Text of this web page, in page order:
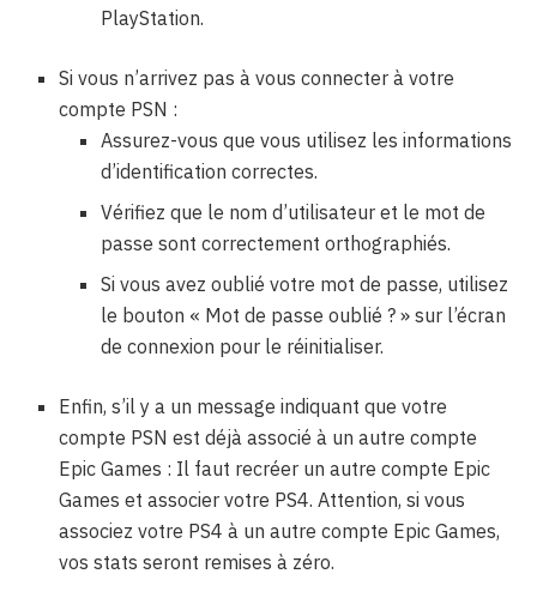
PlayStation.
Si vous n’arrivez pas à vous connecter à votre
compte PSN :
Assurez-vous que vous utilisez les informations
d’identification correctes.
Vérifiez que le nom d’utilisateur et le mot de
passe sont correctement orthographiés.
Si vous avez oublié votre mot de passe, utilisez
le bouton « Mot de passe oublié ? » sur l’écran
de connexion pour le réinitialiser.
Enfin, s’il y a un message indiquant que votre
compte PSN est déjà associé à un autre compte
Epic Games : Il faut recréer un autre compte Epic
Games et associer votre PS4. Attention, si vous
associez votre PS4 à un autre compte Epic Games,
vos stats seront remises à zéro.